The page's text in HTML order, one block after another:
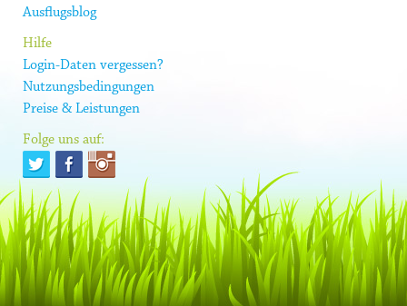
Ausflugsblog
Hilfe
Login-Daten vergessen?
Nutzungsbedingungen
Preise & Leistungen
Folge uns auf: